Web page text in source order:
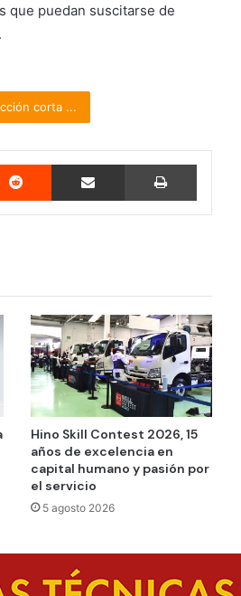
que puedan suscitarse de
corta ...
Reddit Compartir por correo electrónico
Hino Skill Contest 2026, 15
años de excelencia en
capital humano y pasión por
el servicio
5 agosto 2026